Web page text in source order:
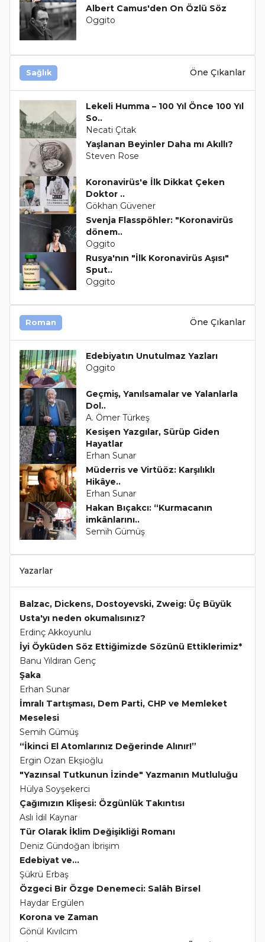
Albert Camus'den On Özlü Söz
Oggito
Sağlık Öne Çıkanlar
Lekeli Humma – 100 Yıl Önce 100 Yıl
So..
Necati Çıtak
Yaşlanan Beyinler Daha mı Akıllı?
Steven Rose
Koronavirüs'e İlk Dikkat Çeken
Doktor ..
Gökhan Güvener
Svenja Flasspöhler: "Koronavirüs
dönem..
Oggito
Rusya'nın "İlk Koronavirüs Aşısı"
Sput..
Oggito
Roman Öne Çıkanlar
Edebiyatın Unutulmaz Yazları
Oggito
Geçmiş, Yanılsamalar ve Yalanlarla
Dol..
A. Ömer Türkeş
Kesişen Yazgılar, Sürüp Giden
Hayatlar
Erhan Sunar
Müderris ve Virtüöz: Karşılıklı
Hikâye..
Erhan Sunar
Hakan Bıçakcı: “Kurmacanın
imkânlarını..
Semih Gümüş
Yazarlar
Balzac, Dickens, Dostoyevski, Zweig: Üç Büyük
Usta'yı neden okumalısınız?
Erdinç Akkoyunlu
İyi Öyküden Söz Ettiğimizde Sözünü Ettiklerimiz*
Banu Yıldıran Genç
Şaka
Erhan Sunar
İmralı Tartışması, Dem Parti, CHP ve Memleket
Meselesi
Semih Gümüş
“İkinci El Atomlarınız Değerinde Alınır!”
Ergin Ozan Ekşioğlu
"Yazınsal Tutkunun İzinde" Yazmanın Mutluluğu
Hülya Soyşekerci
Çağımızın Klişesi: Özgünlük Takıntısı
Aslı İdil Kaynar
Tür Olarak İklim Değişikliği Romanı
Deniz Gündoğan İbrişim
Edebiyat ve...
Şükrü Erbaş
Özgeci Bir Özge Denemeci: Salâh Birsel
Haydar Ergülen
Korona ve Zaman
Gönül Kıvılcım